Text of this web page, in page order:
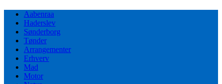
Aabenraa
Haderslev
Sønderborg
Tønder
Arrangementer
Erhverv
Mad
Motor